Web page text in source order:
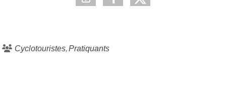
Cyclotouristes Pratiquants